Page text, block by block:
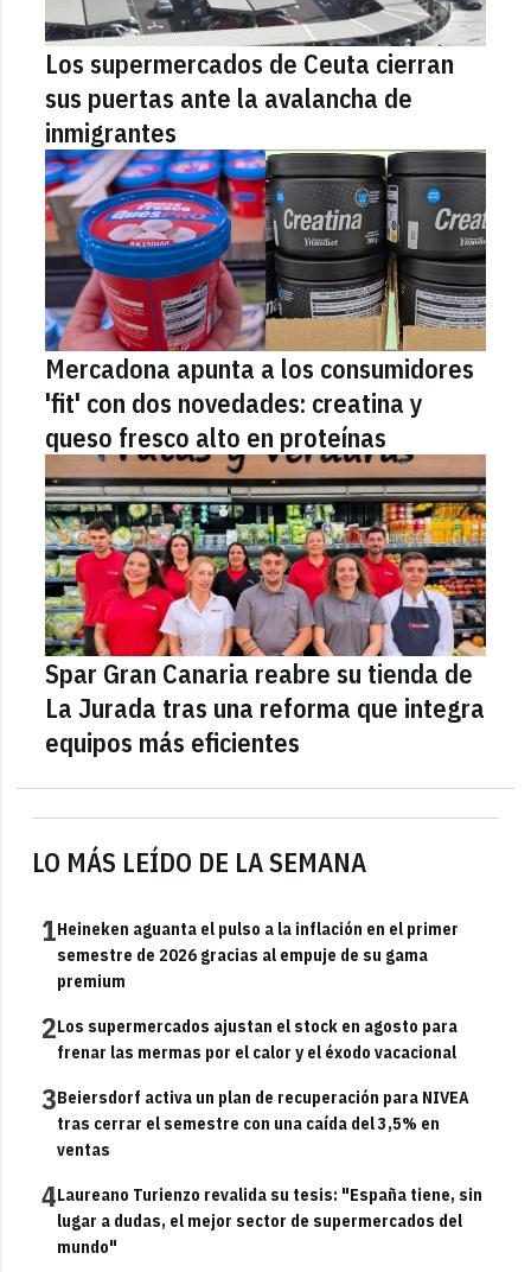
LO MÁS LEÍDO DE LA SEMANA
1Heineken aguanta el pulso a la inflación en el primer
semestre de 2026 gracias al empuje de su gama
premium
2Los supermercados ajustan el stock en agosto para
frenar las mermas por el calor y el éxodo vacacional
3Beiersdorf activa un plan de recuperación para NIVEA
tras cerrar el semestre con una caída del 3,5% en
ventas
4Laureano Turienzo revalida su tesis: "España tiene, sin
lugar a dudas, el mejor sector de supermercados del
mundo"
Los supermercados de Ceuta cierran
sus puertas ante la avalancha de
inmigrantes
Mercadona apunta a los consumidores
'fit' con dos novedades: creatina y
queso fresco alto en proteínas
Spar Gran Canaria reabre su tienda de
La Jurada tras una reforma que integra
equipos más eficientes